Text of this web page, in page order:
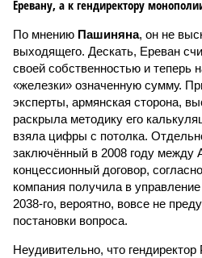
Еревану, а к гендиректору
По мнению Пашиняна, он не
выходящего. Дескать, Ереван
своей собственностью и теперь
«железки» означенную сумму.
эксперты, армянская сторона,
раскрыла методику его
взяла цифры с потолка.
заключённый в 2008 году
концессионный договор,
компания получила в
2038-го, вероятно, вовсе не
постановки вопроса.
Неудивительно, что